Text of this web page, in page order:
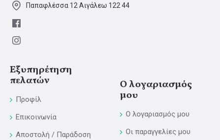
Παπαφλέσσα 12 Αιγάλεω 122 44
Εξυπηρέτηση
πελατών
Προφίλ
Επικοινωνία
Αποστολή / Παράδοση
Ο λογαριασμός
μου
Ο λογαριασμός μου
Οι παραγγελίες μου